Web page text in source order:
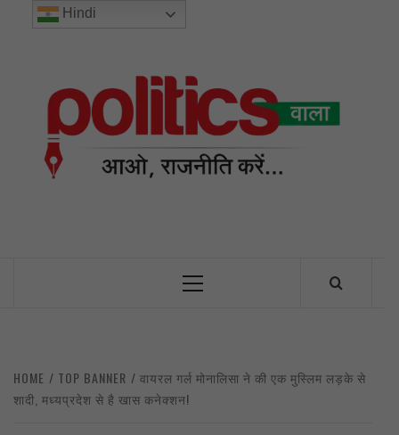
Primary
HOME TOP BANNER
वायरल गर्ल मोनालिसा ने की एक मुस्लिम लड़के से
शादी, मध्यप्रदेश से है खास कनेक्शन!
Hindi